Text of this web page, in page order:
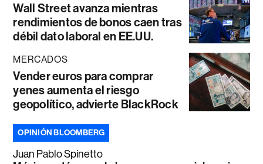
Wall Street avanza mientras
rendimientos de bonos caen tras
débil dato laboral en EE.UU.
MERCADOS
Vender euros para comprar
yenes aumenta el riesgo
geopolítico, advierte BlackRock
OPINIÓN BLOOMBERG
Juan Pablo Spinetto